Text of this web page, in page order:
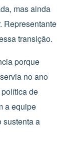
mas ainda
Representante
transição.
porque
no ano
de
a equipe
sustenta a